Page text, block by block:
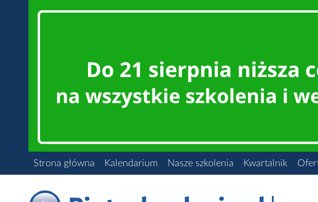
Strona główna Kalendarium Nasze szkolenia Kwartalnik